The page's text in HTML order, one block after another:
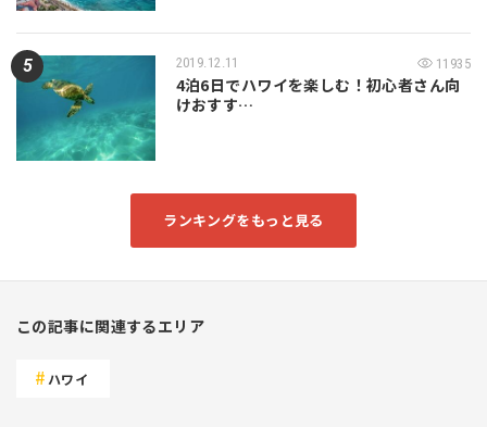
2019.12.11 11935
4泊6日でハワイを楽しむ！初心者さん向
けおすす…
ランキングをもっと見る
この記事に関連するエリア
ハワイ